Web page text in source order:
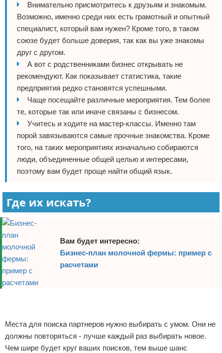
Внимательно присмотритесь к друзьям и знакомым.
Возможно, именно среди них есть грамотный и опытный
специалист, который вам нужен? Кроме того, в таком
союзе будет больше доверия, так как вы уже знакомы
друг с другом.
А вот с родственниками бизнес открывать не
рекомендуют. Как показывает статистика, такие
предприятия редко становятся успешными.
Чаще посещайте различные мероприятия. Тем более
те, которые так или иначе связаны с бизнесом.
Учитесь и ходите на мастер-классы. Именно там
порой завязываются самые прочные знакомства. Кроме
того, на таких мероприятиях изначально собираются
люди, объединенные общей целью и интересами,
поэтому вам будет проще найти общий язык.
Где их искать?
Вам будет интересно:
Бизнес-план молочной фермы: пример с
расчетами
Места для поиска партнеров нужно выбирать с умом. Они не
должны повторяться - лучше каждый раз выбирать новое.
Чем шире будет круг ваших поисков, тем выше шанс